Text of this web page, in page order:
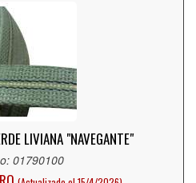
LIVIANA "NAVEGANTE"
01790100